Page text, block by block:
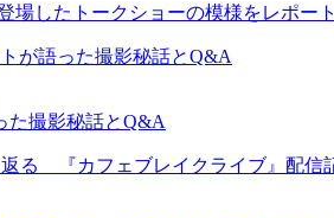
場したトークショーの模様をレポート
た撮影秘話とQ&A